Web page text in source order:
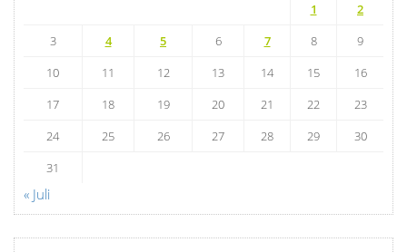
1
2
3
4 5 6 7 8
9
10
11 12 13 14 15
16
17
18 19 20 21 22
23
24
25 26 27 28 29
30
31
« Juli